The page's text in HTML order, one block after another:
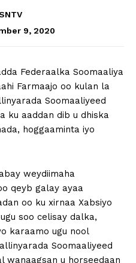
9, 2020
Federaalka Soomaaliya
Farmaajo oo kulan la
Soomaaliyeed
ku aaddan dib u dhiska
hoggaaminta iyo
weydiimaha
qeyb galay ayaa
oo ku xirnaa Xabsiyo
soo celisay dalka,
karaamo ugu nool
Soomaaliyeed
wanaagsan u horseedaan